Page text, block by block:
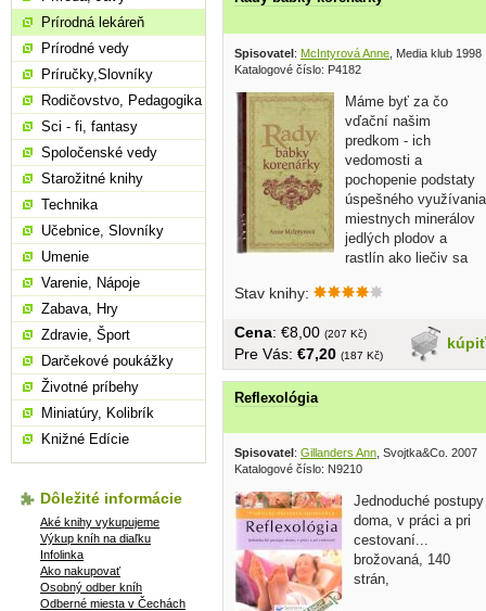
Spisovatel: McIntyrová Anne , Media klub 1998
Katalogové číslo: P4182
Máme byť za čo
vďační našim
predkom - ich
vedomosti a
pochopenie podstaty
úspešného využívania
miestnych minerálov
jedlých plodov a
rastlín ako liečiv sa
Stav knihy:
kúpiť
Cena: €8,00 (207 Kč)
Pre Vás: €7,20 (187 Kč)
Reflexológia
Spisovatel : Gillanders Ann, Svojtka&Co. 2007
Katalogové číslo: N9210
Jednoduché postupy
doma, v práci a pri
cestovaní...
brožovaná, 140
strán,
Prírodná lekáreň
Prírodné vedy
Príručky,Slovníky
Rodičovstvo, Pedagogika
Sci - fi, fantasy
Spoločenské vedy
Starožitné knihy
Technika
Učebnice, Slovníky
Umenie
Varenie, Nápoje
Zabava, Hry
Zdravie, Šport
Darčekové poukážky
Životné príbehy
Miniatúry, Kolibrík
Knižné Edície
Dôležité informácie
Aké knihy vykupujeme
Výkup kníh na diaľku
Infolinka
Ako nakupovať
Osobný odber kníh
Odberné miesta v Čechách